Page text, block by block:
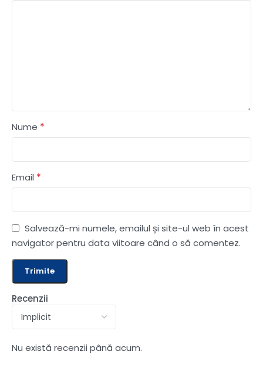
Recenzii
Nu există recenzii până acum.
Nume *
Email *
Salvează-mi numele, emailul și site-ul web în acest
navigator pentru data viitoare când o să comentez.